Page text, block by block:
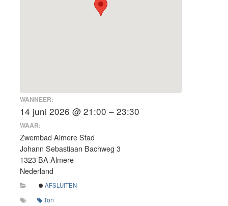
WANNEER:
14 juni 2026 @ 21:00 – 23:30
WAAR:
Zwembad Almere Stad
Johann Sebastiaan Bachweg 3
1323 BA Almere
Nederland
AFSLUITEN
Ton